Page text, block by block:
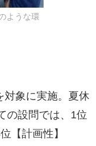
ような環
象に実施。夏休
の設問では、1位
【計画性】